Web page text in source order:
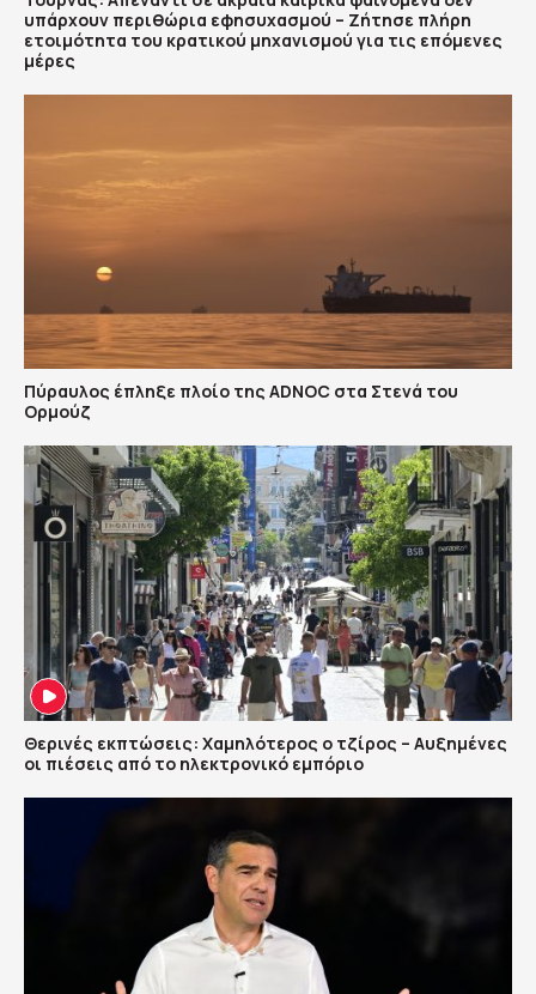
υπάρχουν περιθώρια εφησυχασμού – Ζήτησε πλήρη
ετοιμότητα του κρατικού μηχανισμού για τις επόμενες
μέρες
Πύραυλος έπληξε πλοίο της ADNOC στα Στενά του
Ορμούζ
Θερινές εκπτώσεις: Χαμηλότερος ο τζίρος – Αυξημένες
οι πιέσεις από το ηλεκτρονικό εμπόριο